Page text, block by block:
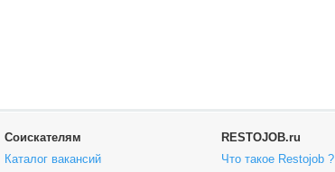
Соискателям
Каталог вакансий
RESTOJOB.ru
Что такое Restojob ?